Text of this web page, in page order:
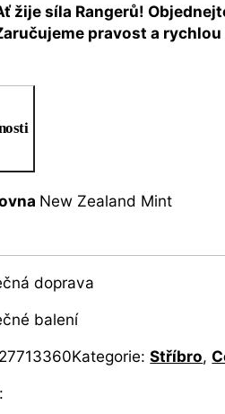
žije síla Rangerů!
pravost a
New Zealand Mint
doprava
balení
27713360Kategorie:Stříbro,